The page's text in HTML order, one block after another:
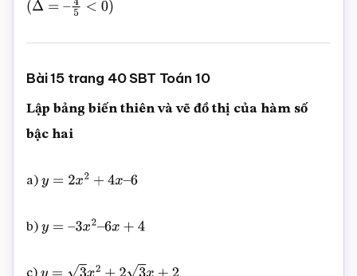
(Δ=–4 < )
Bài 15 trang 40 SBT Toán 10
Lập bảng biến thiên và vẽ đồ thị của hàm số
bậc hai
a) y =2 x2+ x 6
b) y =– x2– +4
c)